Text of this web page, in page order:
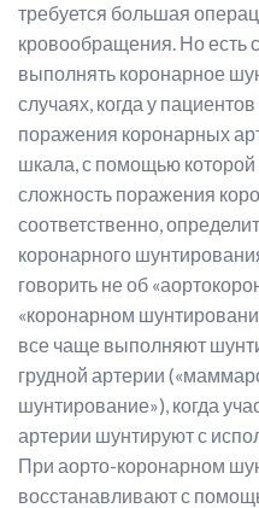
требуется большая
кровообращения. Но есть
выполнять коронарное
случаях, когда у
поражения коронарных
шкала, с помощью которой
сложность поражения
соответственно,
коронарного
говорить не об
«коронарном
все чаще выполняют
грудной артерии
шунтирование»), когда
артерии шунтируют с
При аорто-коронарном
восстанавливают с